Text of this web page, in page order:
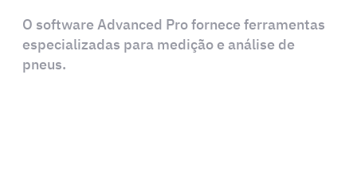
O software Advanced Pro fornece ferramentas
especializadas para medição e análise de
pneus.